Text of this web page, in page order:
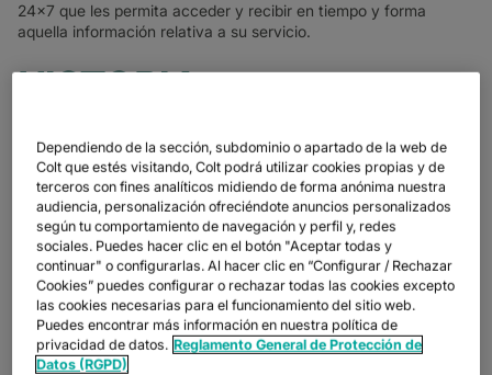
24x7 que les permita acceder y recibir en tiempo y forma
aquella información relativa a su servicio.
HISTORIA
computingnos tenemos que remontar al año 1961, cuando el
profesor John McCarthy sugirió que la computación podría
venderse como una utility. Luego, en 1967, IBM virtualizó el
sistema operativo permitiendo a múltiples usuarios compartir un
mismo recurso en el tiempo. Pero no fue hasta 1967 que se
desarrolló ARPANET, que sirvió como precursor de Internet. Las
primeras apariciones del términoCloud computingse
encuentran en documentos internos de Compaq, en
documentos de una spin-off de Apple denominada General
Magic, y en un artículo público de 1997 de Rammath Chellapa.
No fue hasta finales del siglo XX que se fundaron empresas
Dependiendo de la sección, subdominio o apartado de la web de
Colt que estés visitando, Colt podrá utilizar cookies propias y de
terceros con fines analíticos midiendo de forma anónima nuestra
audiencia, personalización ofreciéndote anuncios personalizados
según tu comportamiento de navegación y perfil y, redes
sociales. Puedes hacer clic en el botón "Aceptar todas y
continuar" o configurarlas. Al hacer clic en “Configurar / Rechazar
Cookies” puedes configurar o rechazar todas las cookies excepto
las cookies necesarias para el funcionamiento del sitio web.
Puedes encontrar más información en nuestra política de
privacidad de datos. Reglamento General de Protección de
Datos (RGPD)